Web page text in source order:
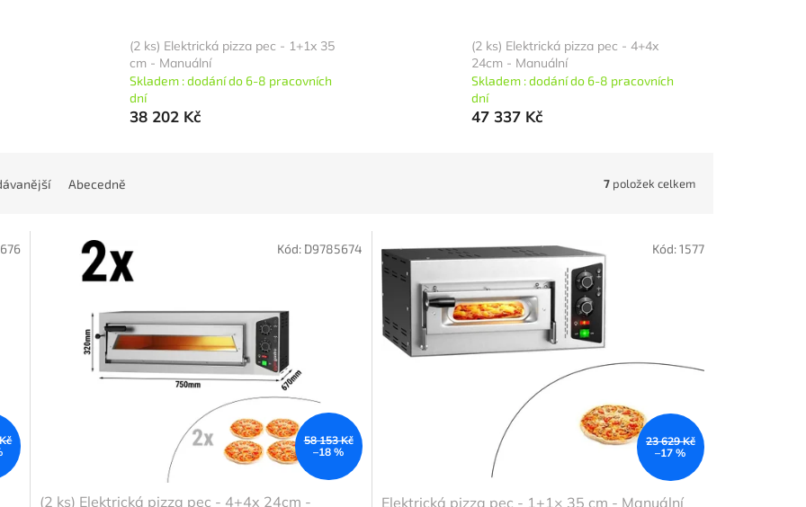
(2 ks) Elektrická pizza pec - 1+1x 35
cm - Manuální
Skladem : dodání do 6-8 pracovních
dní
38 202 Kč
(2 ks) Elektrická pizza pec - 4+4x
24cm - Manuální
Skladem : dodání do 6-8 pracovních
dní
47 337 Kč
Abecedně 7 položek celkem
58 153 Kč
–18 %
(2 ks) Elektrická pizza pec - 4+4x 24cm -
Kód: D9785674
23 629 Kč
–17 %
Elektrická pizza pec - 1+1× 35 cm - Manuální
Kód:1577